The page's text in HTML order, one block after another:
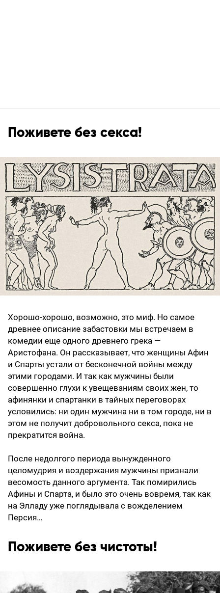
Поживете без секса!
Хорошо-хорошо, возможно, это миф. Но самое
древнее описание забастовки мы встречаем в
комедии еще одного древнего грека —
Аристофана. Он рассказывает, что женщины Афин
и Спарты устали от бесконечной войны между
этими городами. И так как мужчины были
совершенно глухи к увещеваниям своих жен, то
афинянки и спартанки в тайных переговорах
условились: ни один мужчина ни в том городе, ни в
этом не получит добровольного секса, пока не
прекратится война.
После недолгого периода вынужденного
целомудрия и воздержания мужчины признали
весомость данного аргумента. Так помирились
Афины и Спарта, и было это очень вовремя, так как
на Элладу уже поглядывала с вожделением
Персия…
Поживете без чистоты!